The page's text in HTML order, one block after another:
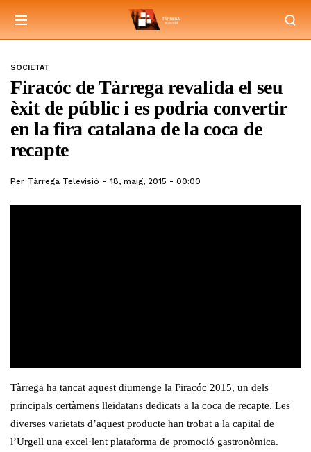
SOCIETAT
Firacóc de Tàrrega revalida el seu
èxit de públic i es podria convertir
en la fira catalana de la coca de
recapte
Per Tàrrega Televisió 18, maig, 2015 - 00:00
Tàrrega ha tancat aquest diumenge la Firacóc 2015, un dels
principals certàmens lleidatans dedicats a la coca de recapte. Les
diverses varietats d’aquest producte han trobat a la capital de
l’Urgell una excel·lent plataforma de promoció gastronòmica.